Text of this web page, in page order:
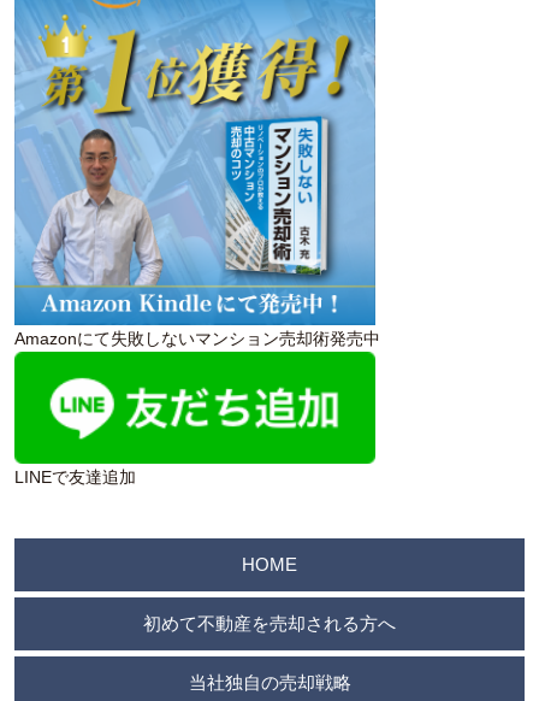
Amazonにて失敗しないマンション売却術発売中
LINEで友達追加
HOME
初めて不動産を売却される方へ
当社独自の売却戦略